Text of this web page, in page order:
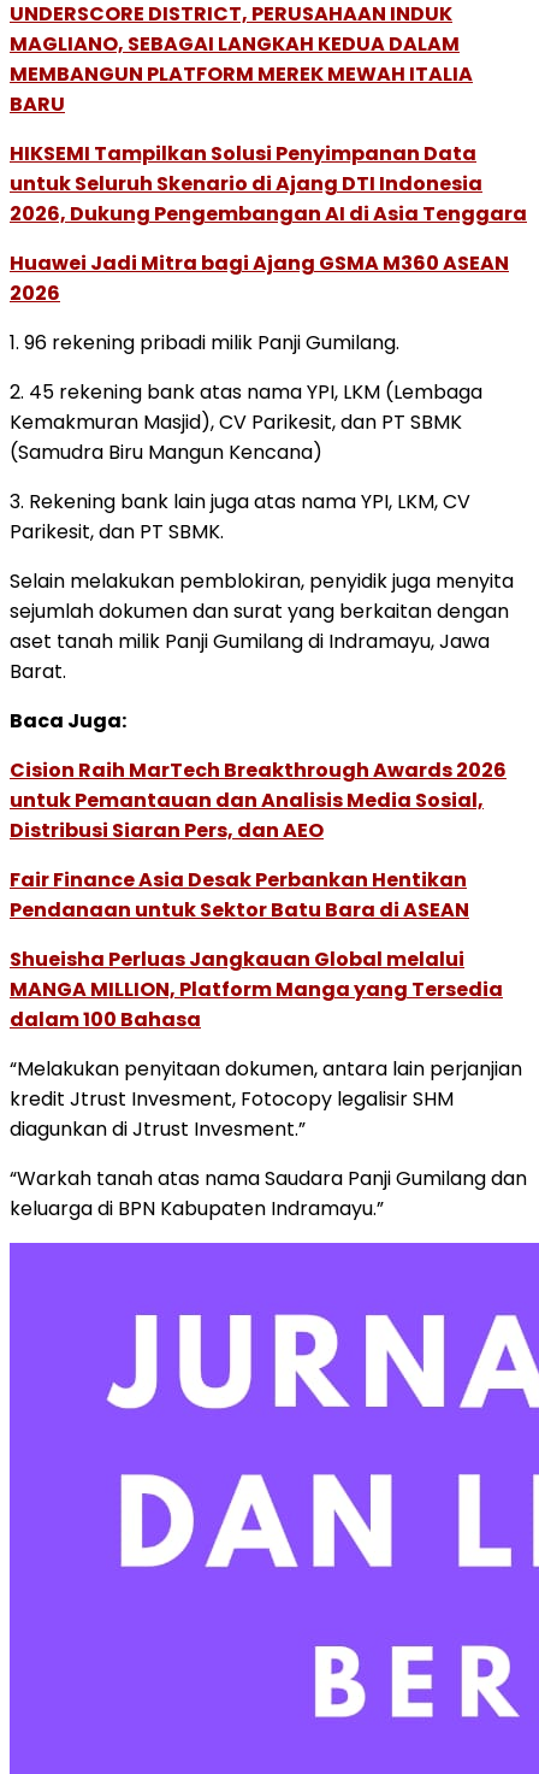
UNDERSCORE DISTRICT, PERUSAHAAN INDUK
MAGLIANO, SEBAGAI LANGKAH KEDUA DALAM
MEMBANGUN PLATFORM MEREK MEWAH ITALIA
BARU
HIKSEMI Tampilkan Solusi Penyimpanan Data
untuk Seluruh Skenario di Ajang DTI Indonesia
2026, Dukung Pengembangan AI di Asia Tenggara
Huawei Jadi Mitra bagi Ajang GSMA M360 ASEAN
2026
1. 96 rekening pribadi milik Panji Gumilang.
2. 45 rekening bank atas nama YPI, LKM (Lembaga
Kemakmuran Masjid), CV Parikesit, dan PT SBMK
(Samudra Biru Mangun Kencana)
3. Rekening bank lain juga atas nama YPI, LKM, CV
Parikesit, dan PT SBMK.
Selain melakukan pemblokiran, penyidik juga menyita
sejumlah dokumen dan surat yang berkaitan dengan
aset tanah milik Panji Gumilang di Indramayu, Jawa
Barat.
Baca Juga:
Cision Raih MarTech Breakthrough Awards 2026
untuk Pemantauan dan Analisis Media Sosial,
Distribusi Siaran Pers, dan AEO
Fair Finance Asia Desak Perbankan Hentikan
Pendanaan untuk Sektor Batu Bara di ASEAN
Shueisha Perluas Jangkauan Global melalui
MANGA MILLION, Platform Manga yang Tersedia
dalam 100 Bahasa
“Melakukan penyitaan dokumen, antara lain perjanjian
kredit Jtrust Invesment, Fotocopy legalisir SHM
diagunkan di Jtrust Invesment.”
“Warkah tanah atas nama Saudara Panji Gumilang dan
keluarga di BPN Kabupaten Indramayu.”